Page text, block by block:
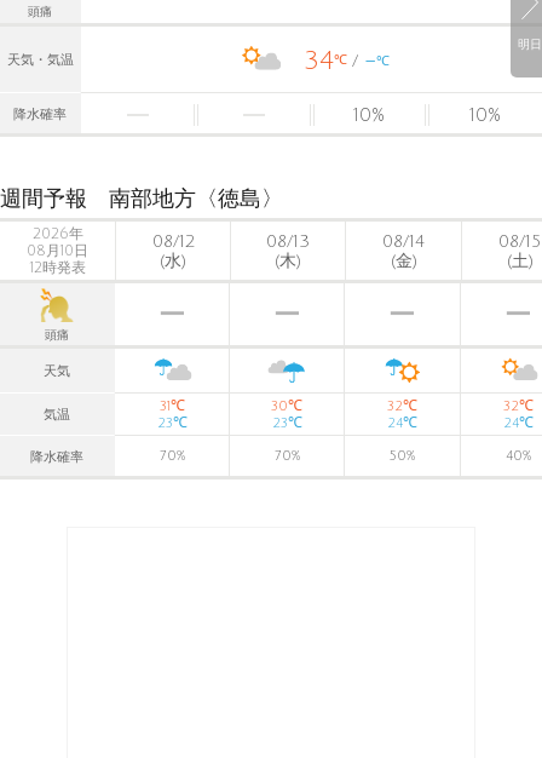
明日
頭痛
天気・気温 34℃ -℃
降水確率 10% 10%
週間予報 南部地方〈徳島〉
2026年
08月10日
12時発表
08/12
(水)
08/13
(木)
08/14
(金)
08/15
(土)
頭痛
天気
気温
31℃
23℃
30℃
23℃
32℃
24℃
32℃
24℃
降水確率 70% 70% 50% 40%